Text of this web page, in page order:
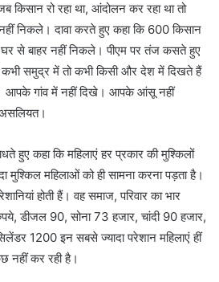
किसान रो रहा था, आंदोलन कर रहा था तो
निकले। दावा करते हुए कहा कि 600 किसान
घर से बाहर नहीं निकले। पीएम पर तंज कसते हुए
कभी समुद्र में तो कभी किसी और देश में दिखते हैं
आपके गांव में नहीं दिखे। आपके आंसू नहीं
हुए कहा कि महिलाएं हर प्रकार की मुश्किलों
मुश्किल महिलाओं को ही सामना करना पड़ता है।
होती हैं। वह समाज, परिवार का भार
डीजल 90, सोना 73 हजार, चांदी 90 हजार,
1200 इन सबसे ज्यादा परेशान महिलाएं हीं
नहीं कर रही है।